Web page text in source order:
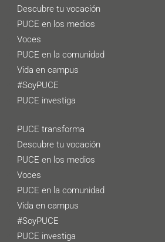
Descubre tu vocación
PUCE en los medios
Voces
PUCE en la comunidad
Vida en campus
#SoyPUCE
PUCE investiga
PUCE transforma
Descubre tu vocación
PUCE en los medios
Voces
PUCE en la comunidad
Vida en campus
#SoyPUCE
PUCE investiga